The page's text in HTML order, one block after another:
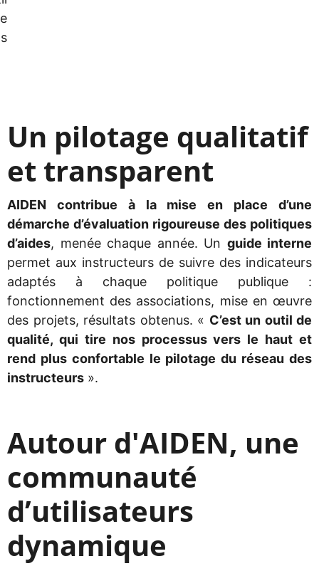
Un pilotage qualitatif
et transparent
AIDEN contribue à la mise en place d’une
démarche d’évaluation rigoureuse des politiques
d’aides, menée chaque année. Un guide interne
permet aux instructeurs de suivre des indicateurs
adaptés à chaque politique publique :
fonctionnement des associations, mise en œuvre
des projets, résultats obtenus. « C’est un outil de
qualité, qui tire nos processus vers le haut et
rend plus confortable le pilotage du réseau des
instructeurs ».
Autour d'AIDEN, une
communauté
d’utilisateurs
dynamique